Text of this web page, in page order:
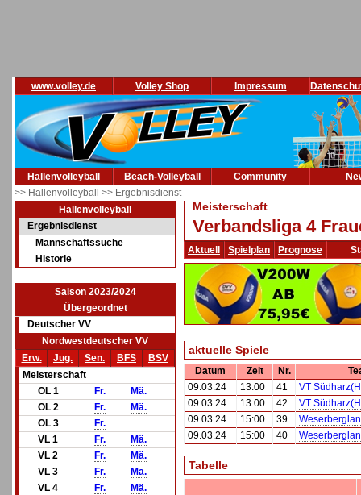
www.volley.de Volley Shop Impressum
Hallenvolleyball Beach-Volleyball Community
>> Hallenvolleyball >> Ergebnisdienst
Hallenvolleyball
Ergebnisdienst
Mannschaftssuche
Historie
Saison 2023/2024
Übergeordnet
Deutscher VV
Nordwestdeutscher VV
Erw.
Jug. Sen. BFS
BSV
Meisterschaft
OL 1
Fr.
Mä.
OL 2
Fr.
Mä.
OL 3
Fr.
VL 1
Fr.
Mä.
VL 2
Fr.
Mä.
VL 3
Fr.
Mä.
VL 4
Fr.
Mä.
Meisterschaft
Verbandsliga 4
Aktuell Spielplan Prognose
aktuelle Spiele
Datum Zeit Nr.
09.03.24
13:00 41
VT
09.03.24
13:00 42
VT
09.03.24
15:00 39
09.03.24
15:00 40
Tabelle